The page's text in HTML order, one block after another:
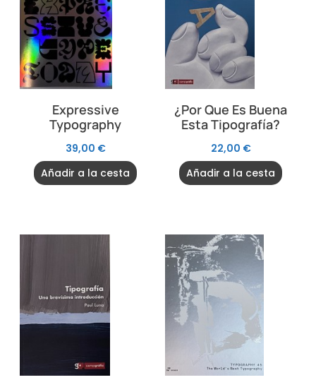
Expressive
Typography
39,00 €
Añadir a la cesta
¿Por Que Es Buena
Esta Tipografía?
22,00 €
Añadir a la cesta